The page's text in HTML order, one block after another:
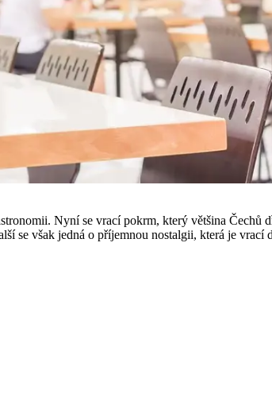
Nyní se vrací pokrm, který většina Čechů
se však jedná o příjemnou nostalgii, která je